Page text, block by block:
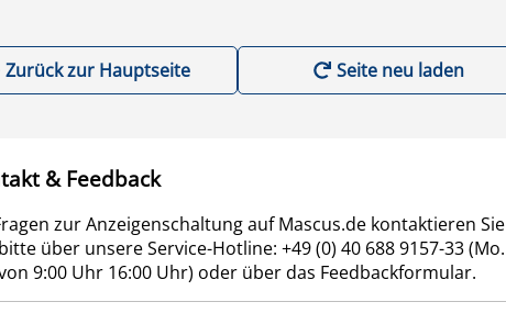
Zurück zur Hauptseite Seite neu laden
& Feedback
zur Anzeigenschaltung auf Mascus.de kontaktieren Sie
über unsere Service-Hotline: +49 (0) 40 688 9157-33 (Mo.
9:00 Uhr 16:00 Uhr) oder über das Feedbackformular.